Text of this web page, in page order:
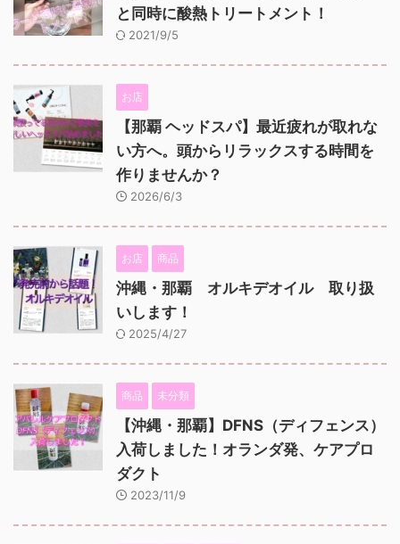
と同時に酸熱トリートメント！
2021/9/5
お店
【那覇 ヘッドスパ】最近疲れが取れな
い方へ。頭からリラックスする時間を
作りませんか？
2026/6/3
お店 商品
沖縄・那覇 オルキデオイル 取り扱
いします！
2025/4/27
商品 未分類
【沖縄・那覇】DFNS（ディフェンス）
入荷しました！オランダ発、ケアプロ
ダクト
2023/11/9